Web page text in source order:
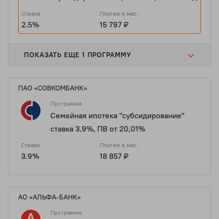
Ставка
2.5%
Платеж в мес.
15 797 ₽
ПОКАЗАТЬ ЕЩЕ 1 ПРОГРАММУ
ПАО «СОВКОМБАНК»
Программа
Семейная ипотека "субсидирование"
ставка 3.9%, ПВ от 20,01%
Ставка
3.9%
Платеж в мес.
18 857 ₽
АО «АЛЬФА-БАНК»
Программа